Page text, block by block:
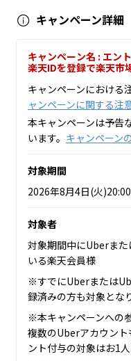
キャンペーン詳細
キャンペーン名 : エン
楽天IDを登録で楽天市
キャンペーンにおける
ャンペーンに関する注
本キャンペーンは予告
います。 キャンペーン
対象期間
2026年8月4日(火
対象者
対象期間中にUberま
いる楽天会員様
※すでにUberまたは
録済みの方も対象とな
※本キャンペーンへの
複数のUberアカウント
ント付与の対象はお1